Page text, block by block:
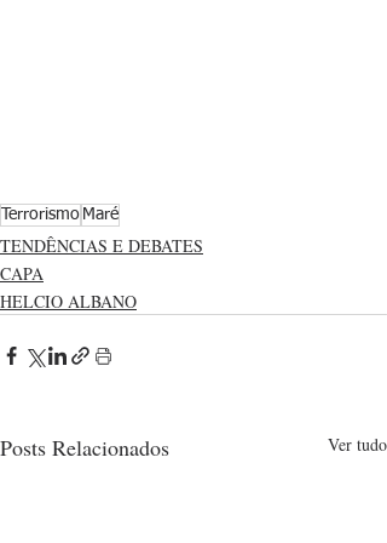
Terrorismo Maré
TENDÊNCIAS E DEBATES
CAPA
HELCIO ALBANO
Posts Relacionados Ver tudo